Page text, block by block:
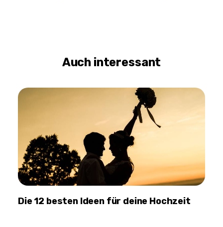
Auch interessant
Die 12 besten Ideen für deine Hochzeit